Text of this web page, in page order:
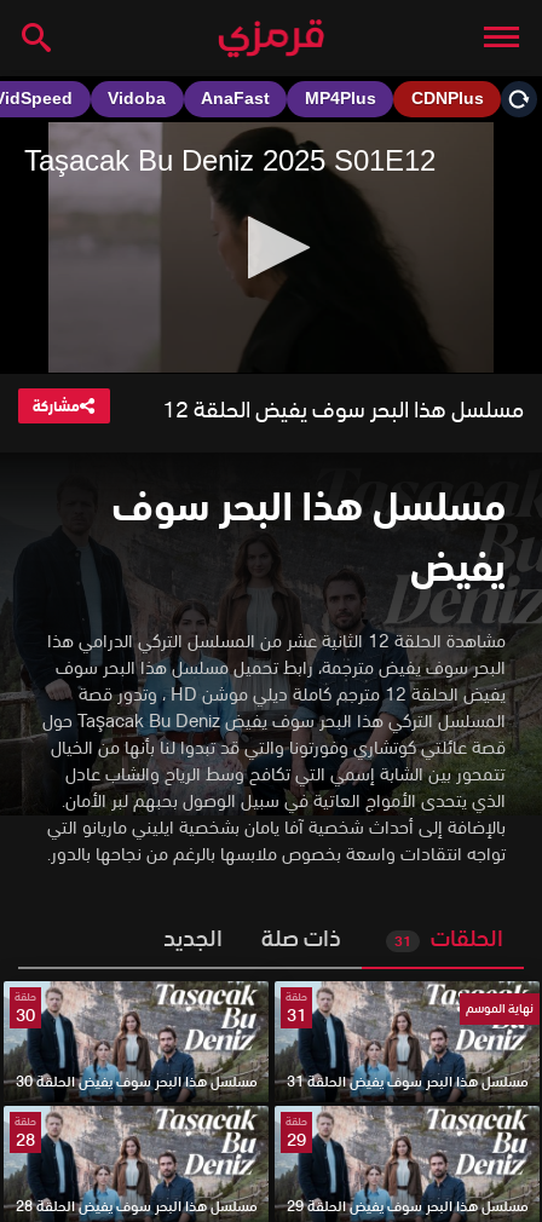
مسلسل هذا البحر سوف يفيض الحلقة 12 مشاركة
مسلسل هذا البحر سوف
يفيض
مشاهدة الحلقة 12 الثانية عشر من المسلسل التركي الدرامي هذا
البحر سوف يفيض مترجمة، رابط تحميل مسلسل هذا البحر سوف
يفيض الحلقة 12 مترجم كاملة ديلي موشن HD ،وتدور قصة
المسلسل التركي هذا البحر سوف يفيض Taşacak Bu Deniz حول
قصة عائلتي كوتشاري وفورتونا والتي قد تبدوا لنا بأنها من الخيال
تتمحور بين الشابة إسمي التي تكافح وسط الرياح والشاب عادل
الذي يتحدى الأمواج العاتية في سبيل الوصول بحبهم لبر الأمان.
بالإضافة إلى أحداث شخصية آفا يامان بشخصية ايليني ماريانو التي
تواجه انتقادات واسعة بخصوص ملابسها بالرغم من نجاحها بالدور.
الحلقات 31 ذات صلة الجديد
نهاية الموسم
حلقة
31
مسلسل هذا البحر سوف يفيض الحلقة 31
حلقة
30
مسلسل هذا البحر سوف يفيض الحلقة 30
حلقة
29
مسلسل هذا البحر سوف يفيض الحلقة 29
حلقة
28
مسلسل هذا البحر سوف يفيض الحلقة 28